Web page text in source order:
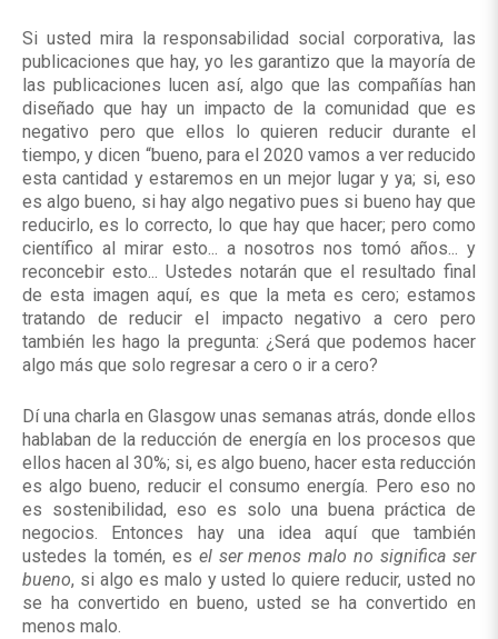
Si usted mira la responsabilidad social corporativa, las
publicaciones que hay, yo les garantizo que la mayoría de
las publicaciones lucen así, algo que las compañías han
diseñado que hay un impacto de la comunidad que es
negativo pero que ellos lo quieren reducir durante el
tiempo, y dicen “bueno, para el 2020 vamos a ver reducido
esta cantidad y estaremos en un mejor lugar y ya; si, eso
es algo bueno, si hay algo negativo pues si bueno hay que
reducirlo, es lo correcto, lo que hay que hacer; pero como
científico al mirar esto... a nosotros nos tomó años... y
reconcebir esto... Ustedes notarán que el resultado final
de esta imagen aquí, es que la meta es cero; estamos
tratando de reducir el impacto negativo a cero pero
también les hago la pregunta: ¿Será que podemos hacer
algo más que solo regresar a cero o ir a cero?
Dí una charla en Glasgow unas semanas atrás, donde ellos
hablaban de la reducción de energía en los procesos que
ellos hacen al 30%; si, es algo bueno, hacer esta reducción
es algo bueno, reducir el consumo energía. Pero eso no
es sostenibilidad, eso es solo una buena práctica de
negocios. Entonces hay una idea aquí que también
ustedes la tomén, es el ser menos malo no significa ser
bueno, si algo es malo y usted lo quiere reducir, usted no
se ha convertido en bueno, usted se ha convertido en
menos malo.